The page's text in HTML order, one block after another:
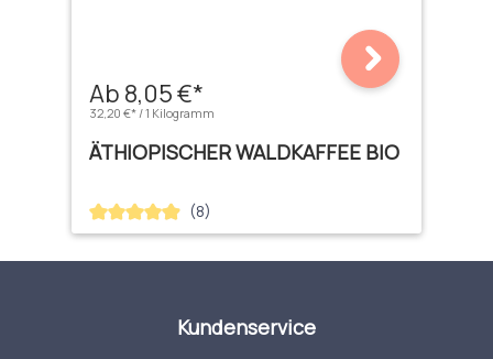
Ab 8,05 €*
32,20 €* / 1 Kilogramm
ÄTHIOPISCHER WALDKAFFEE BIO
Durchschnittliche Bewertung von 4.88 von 5 Sternen
(8)
Kundenservice